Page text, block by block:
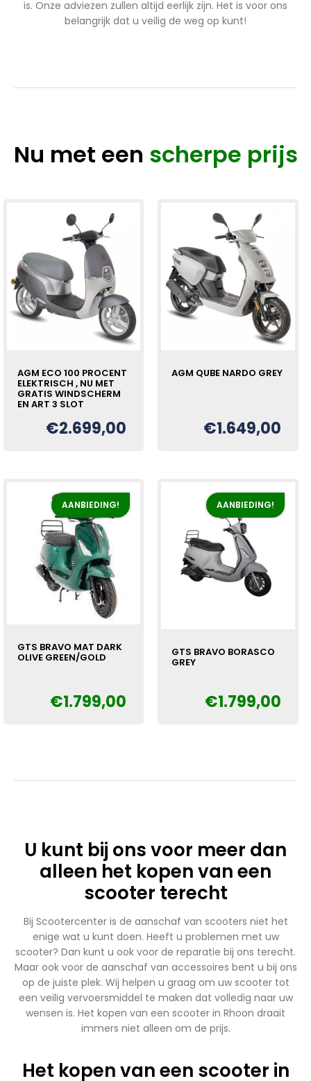
is. Onze adviezen zullen altijd eerlijk zijn. Het is voor ons
belangrijk dat u veilig de weg op kunt!
Nu met een scherpe prijs
AGM ECO 100 PROCENT
ELEKTRISCH , NU MET
GRATIS WINDSCHERM
EN ART 3 SLOT
€2.699,00
AGM QUBE NARDO GREY
€1.649,00
AANBIEDING!
GTS BRAVO MAT DARK
OLIVE GREEN/GOLD
Oorspronkelijke
prijs
€1.799,00
Huidige
prijs
AANBIEDING!
GTS BRAVO BORASCO
GREY
Oorspronkelijke
€1.799,00
Huidige
U kunt bij ons voor meer dan
alleen het kopen van een
scooter terecht
Bij Scootercenter is de aanschaf van scooters niet het
enige wat u kunt doen. Heeft u problemen met uw
scooter? Dan kunt u ook voor de reparatie bij ons terecht.
Maar ook voor de aanschaf van accessoires bent u bij ons
op de juiste plek. Wij helpen u graag om uw scooter tot
een veilig vervoersmiddel te maken dat volledig naar uw
wensen is. Het kopen van een scooter in Rhoon draait
immers niet alleen om de prijs.
Het kopen van een scooter in